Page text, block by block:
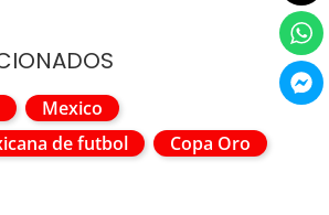
Mexico
de futbol
Copa Oro